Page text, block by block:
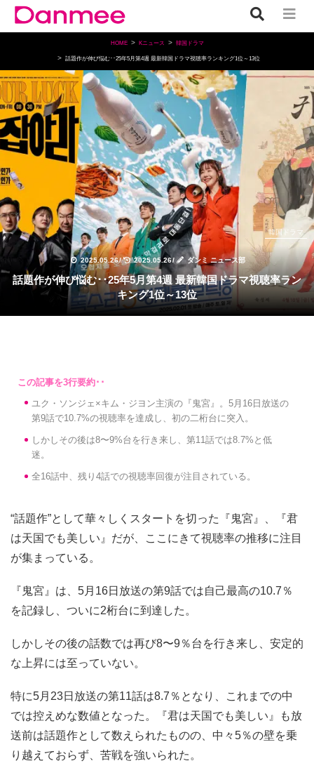
HOME Kニュース 韓国ドラマ
話題作が伸び悩む･･25年5月第4週 最新韓国ドラマ視聴率ランキング1位～13位
2025.05.26/ 2025.05.26/ ダンミ ニュース部
韓国ドラマ
話題作が伸び悩む･･25年5月第4週 最新韓国ドラマ視聴率ラン
キング1位～13位
ユク・ソンジェ×キム・ジヨン主演の『鬼宮』。5月16日放送の
第9話で10.7%の視聴率を達成し、初の二桁台に突入。
しかしその後は8〜9%台を行き来し、第11話では8.7%と低
迷。
全16話中、残り4話での視聴率回復が注目されている。
“話題作”として華々しくスタートを切った『鬼宮』、『君
は天国でも美しい』だが、ここにきて視聴率の推移に注目
が集まっている。
『鬼宮』は、5月16日放送の第9話では自己最高の10.7％
を記録し、ついに2桁台に到達した。
しかしその後の話数では再び8〜9％台を行き来し、安定的
な上昇には至っていない。
特に5月23日放送の第11話は8.7％となり、これまでの中
では控えめな数値となった。『君は天国でも美しい』も放
送前は話題作として数えられたものの、中々5％の壁を乗
り越えておらず、苦戦を強いられた。